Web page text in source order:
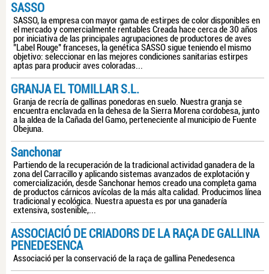
SASSO
SASSO, la empresa con mayor gama de estirpes de color disponibles en
el mercado y comercialmente rentables Creada hace cerca de 30 años
por iniciativa de las principales agrupaciones de productores de aves
"Label Rouge" franceses, la genética SASSO sigue teniendo el mismo
objetivo: seleccionar en las mejores condiciones sanitarias estirpes
aptas para producir aves coloradas...
GRANJA EL TOMILLAR S.L.
Granja de recría de gallinas ponedoras en suelo. Nuestra granja se
encuentra enclavada en la dehesa de la Sierra Morena cordobesa, junto
a la aldea de la Cañada del Gamo, perteneciente al municipio de Fuente
Obejuna.
Sanchonar
Partiendo de la recuperación de la tradicional actividad ganadera de la
zona del Carracillo y aplicando sistemas avanzados de explotación y
comercialización, desde Sanchonar hemos creado una completa gama
de productos cárnicos avícolas de la más alta calidad. Producimos línea
tradicional y ecológica. Nuestra apuesta es por una ganadería
extensiva, sostenible,...
ASSOCIACIÓ DE CRIADORS DE LA RAÇA DE GALLINA
PENEDESENCA
Associació per la conservació de la raça de gallina Penedesenca